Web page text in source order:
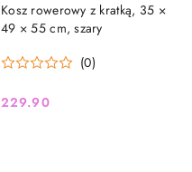
Kosz rowerowy z kratką, 35 ×
49 × 55 cm, szary
(0)
Cena:
229.90